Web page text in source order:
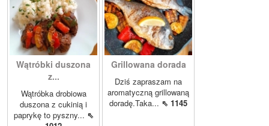
Wątróbki duszona
z...
Wątróbka drobiowa
duszona z cukinią i
paprykę to pyszny... ⇖
Grillowana dorada
Dziś zapraszam na
aromatyczną grillowaną
doradę.Taka... ⇖ 1145